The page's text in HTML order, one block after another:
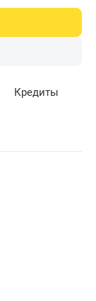
Кредиты